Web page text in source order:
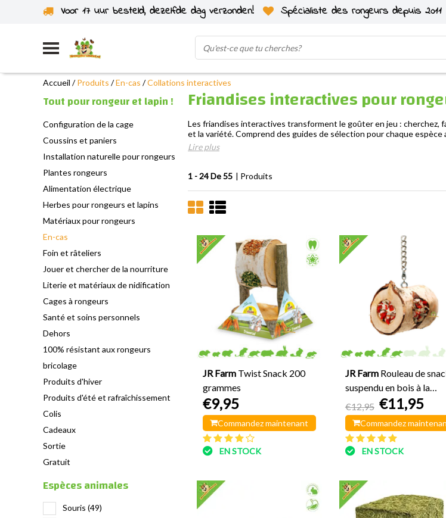
Voor 17 uur besteld, dezelfde dag verzonden!
Spécialiste des rongeurs depuis 2011
Expédié depuis notre propre stock
Accueil /Produits /En-cas /Collations interactives
Tout pour rongeur et lapin !
Configuration de la cage
Coussins et paniers
Installation naturelle pour rongeurs
Plantes rongeurs
Alimentation électrique
Herbes pour rongeurs et lapins
Matériaux pour rongeurs
En-cas
Foin et râteliers
Jouer et chercher de la nourriture
Literie et matériaux de nidification
Cages à rongeurs
Santé et soins personnels
Dehors
100% résistant aux rongeurs
bricolage
Produits d'hiver
Produits d'été et rafraîchissement
Colis
Cadeaux
Sortie
Gratuit
Espèces animales
Souris (49)
Friandises interactives pour
Les friandises interactives transforment le goûter en jeu : cherchez,
et la variété. Comprend des guides de sélection pour chaque espèce
Lire plus
1 - 24 De 55 | Produits
JR Farm Twist Snack 200
grammes
€9,95
Commandez maintenant
EN STOCK
JR Farm Rouleau de
suspendu en bois à la
carotte et à la noix de
€12,95 €11,95
Commandez
EN STOCK